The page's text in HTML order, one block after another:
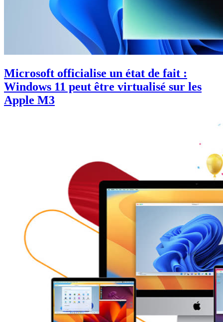
Microsoft officialise un état de fait :
Windows 11 peut être virtualisé sur les
Apple M3